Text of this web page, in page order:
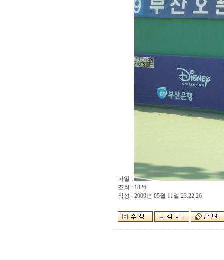
파일 :
조회 : 1826
작성 : 2009년 05월 11일 23:22:26